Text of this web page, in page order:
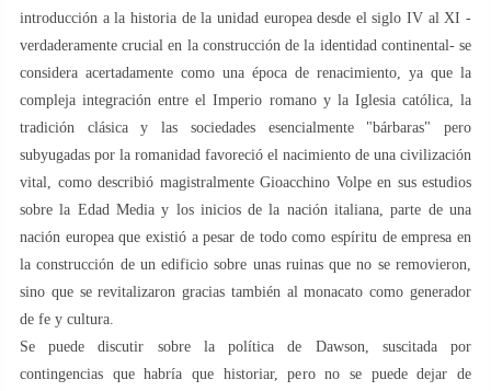
introducción a la historia de la unidad europea desde el siglo IV al XI -
verdaderamente crucial en la construcción de la identidad continental- se
considera acertadamente como una época de renacimiento, ya que la
compleja integración entre el Imperio romano y la Iglesia católica, la
tradición clásica y las sociedades esencialmente "bárbaras" pero
subyugadas por la romanidad favoreció el nacimiento de una civilización
vital, como describió magistralmente Gioacchino Volpe en sus estudios
sobre la Edad Media y los inicios de la nación italiana, parte de una
nación europea que existió a pesar de todo como espíritu de empresa en
la construcción de un edificio sobre unas ruinas que no se removieron,
sino que se revitalizaron gracias también al monacato como generador
de fe y cultura.
Se puede discutir sobre la política de Dawson, suscitada por
contingencias que habría que historiar, pero no se puede dejar de